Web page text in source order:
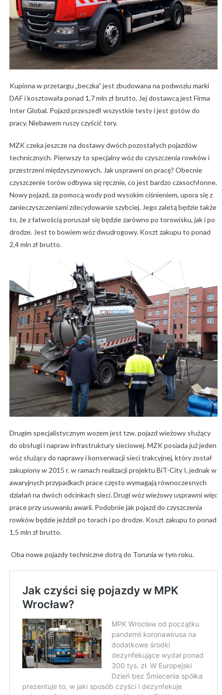
Kupiona w przetargu „beczka” jest zbudowana na podwoziu marki
DAF i kosztowała ponad 1,7 mln zł brutto. Jej dostawcą jest Firma
Inter Global. Pojazd przeszedł wszystkie testy i jest gotów do
pracy. Niebawem ruszy czyścić tory.
MZK czeka jeszcze na dostawy dwóch pozostałych pojazdów
technicznych. Pierwszy to specjalny wóz do czyszczenia rowków i
przestrzeni międzyszynowych. Jak usprawni on pracę? Obecnie
czyszczenie torów odbywa się ręcznie, co jest bardzo czasochłonne.
Nowy pojazd, za pomocą wody pod wysokim ciśnieniem, upora się z
zanieczyszczeniami zdecydowanie szybciej. Jego zaletą będzie także
to, że z łatwością poruszał się będzie zarówno po torowisku, jak i po
drodze. Jest to bowiem wóz dwudrogowy. Koszt zakupu to ponad
2,4 mln zł brutto.
Drugim specjalistycznym wozem jest tzw. pojazd wieżowy służący
do obsługi i napraw infrastruktury sieciowej. MZK posiada już jeden
wóz służący do naprawy i konserwacji sieci trakcyjnej, który został
zakupiony w 2015 r. w ramach realizacji projektu BiT-City I, jednak w
awaryjnych przypadkach prace często wymagają równoczesnych
działań na dwóch odcinkach sieci. Drugi wóz wieżowy usprawni więc
prace przy usuwaniu awarii. Podobnie jak pojazd do czyszczenia
rowków będzie jeździł po torach i po drodze. Koszt zakupu to ponad
1,5 mln zł brutto.
Oba nowe pojazdy techniczne dotrą do Torunia w tym roku.